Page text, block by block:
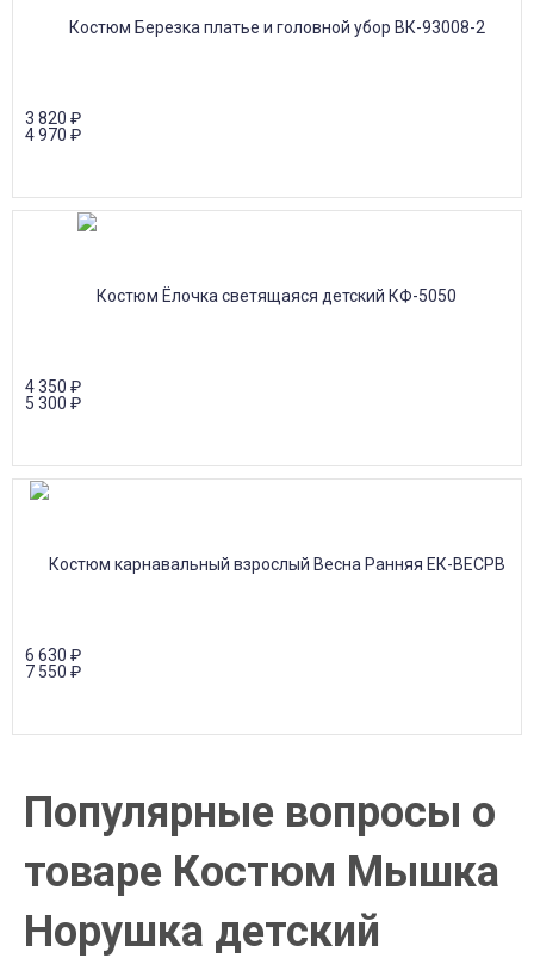
3 820 ₽
4 970 ₽
4 350 ₽
5 300 ₽
6 630 ₽
7 550 ₽
Популярные вопросы о
товаре Костюм Мышка
Норушка детский